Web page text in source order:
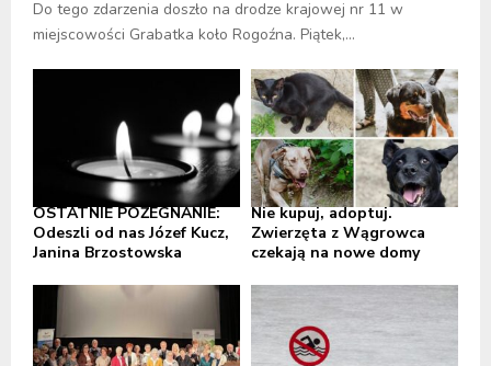
Do tego zdarzenia doszło na drodze krajowej nr 11 w
miejscowości Grabatka koło Rogoźna. Piątek,...
OSTATNIE POŻEGNANIE:
Odeszli od nas Józef Kucz,
Janina Brzostowska
Nie kupuj, adoptuj.
Zwierzęta z Wągrowca
czekają na nowe domy